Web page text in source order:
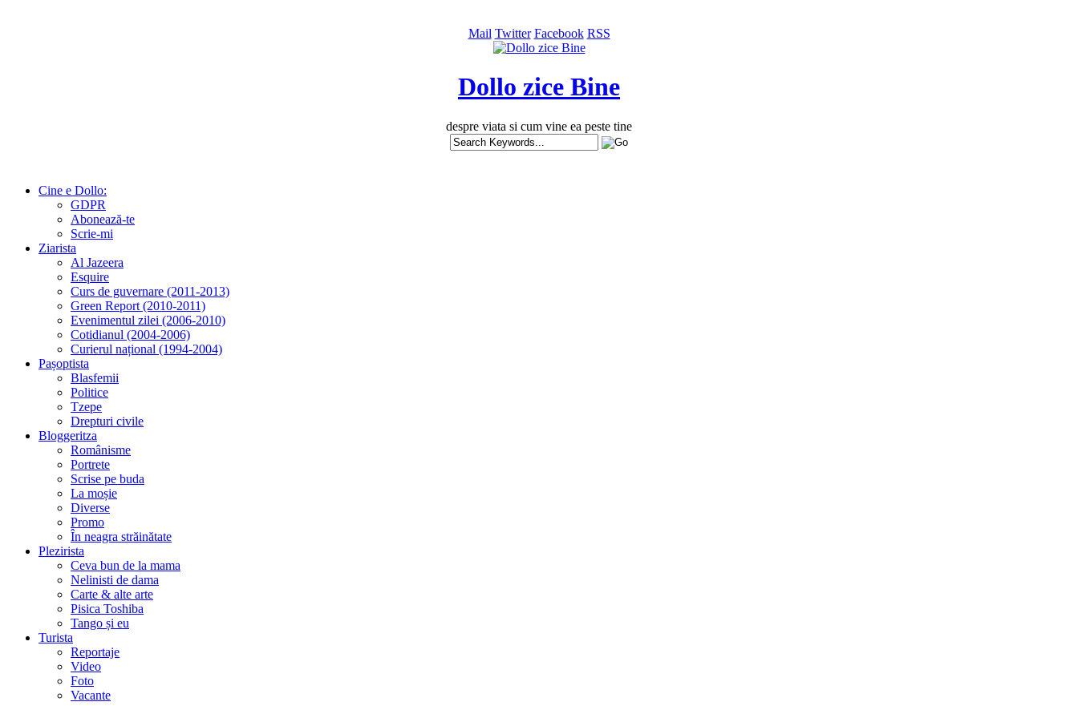
Mail Twitter Facebook RSS
Dollo zice Bine
despre viata si cum vine ea peste tine
Cine e Dollo:
GDPR
Abonează-te
Scrie-mi
Ziarista
Al Jazeera
Esquire
Curs de guvernare (2011-2013)
Green Report (2010-2011)
Evenimentul zilei (2006-2010)
Cotidianul (2004-2006)
Curierul național (1994-2004)
Pașoptista
Blasfemii
Politice
Tzepe
Drepturi civile
Bloggeritza
Românisme
Portrete
Scrise pe buda
La moșie
Diverse
Promo
În neagra străinătate
Plezirista
Ceva bun de la mama
Nelinisti de dama
Carte & alte arte
Pisica Toshiba
Tango și eu
Turista
Reportaje
Video
Foto
Vacante